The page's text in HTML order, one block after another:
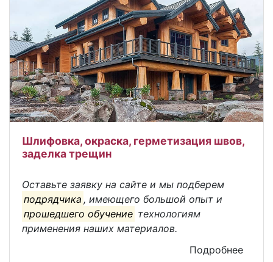
Шлифовка, окраска, герметизация швов,
заделка трещин
Оставьте заявку на сайте и мы подберем
подрядчика , имеющего большой опыт и
прошедшего обучение технологиям
применения наших материалов.
Подробнее